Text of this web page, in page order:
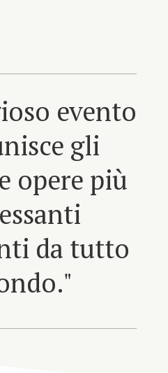
evento
gli
opere più
da tutto